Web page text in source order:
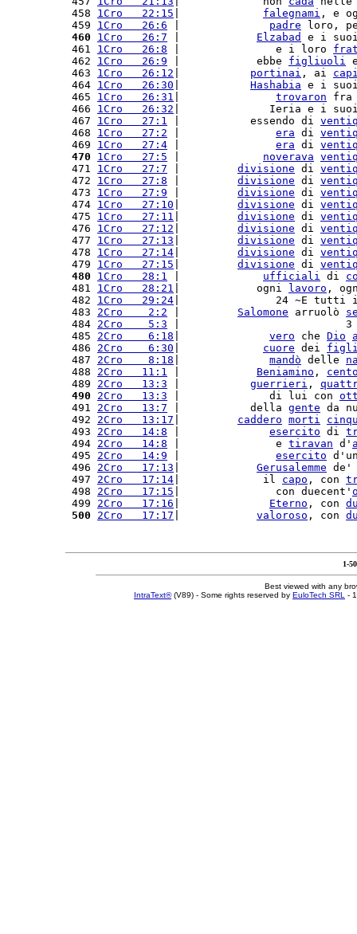
458 1Cro   22:15 falegnami , e
459 1Cro   26:6 padre loro,
460
1Cro   26:7 Elzabad
e i
461 1Cro   26:8 |               e i loro
462 1Cro   26:9 |            ebbe figliuoli
463 1Cro   26:12 portinai , ai
464 1Cro   26:30 Hashabia e i
465 1Cro   26:31 trovaron fra
466 1Cro   26:32 |              Ieria e i
467 1Cro   27:1 |           essendo di
468 1Cro   27:2 era di
469 1Cro   27:4 era di
470
1Cro   27:5 noverava
471 1Cro   27:7 divisione di
472 1Cro   27:8 divisione di
473 1Cro   27:9 divisione di
474 1Cro   27:10 divisione di
475 1Cro   27:11 divisione di
476 1Cro   27:12 divisione di
477 1Cro   27:13 divisione di
478 1Cro   27:14 divisione di
479 1Cro   27:15 divisione di
480
1Cro   28:1 ufficiali di
481 1Cro   28:21 |            ogni lavoro ,
482 1Cro   29:24 |               24 ~E
483 2Cro    2:2 Salomone arruolò
484 2Cro    5:3 |                          3
485 2Cro    6:18 vero che Dio
486 2Cro    6:30 cuore dei
487 2Cro    8:18 mandò delle
488 2Cro   11:1 Beniamino ,
489 2Cro   13:3 guerrieri ,
490
2Cro   13:3 |              di lui con
491 2Cro   13:7 |           della gente da
492 2Cro   13:17 caddero morti
493 2Cro   14:8 esercito di
494 2Cro   14:8 |               e tiravan d'
495 2Cro   14:9 esercito
496 2Cro   17:13 Gerusalemme
497 2Cro   17:14 |             il capo , con
498 2Cro   17:15 |               con duecent'
499 2Cro   17:16 Eterno , con
500
2Cro   17:17 valoroso , con
1-
Best viewed with any
IntraText®(V89) - Some rights reserved by EuloTech SRL -